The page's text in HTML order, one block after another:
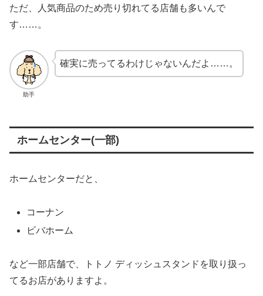
ただ、人気商品のため売り切れてる店舗も多いんで
す……。
助手
確実に売ってるわけじゃないんだよ……。
ホームセンター(一部)
ホームセンターだと、
コーナン
ビバホーム
など一部店舗で、トトノ ディッシュスタンドを取り扱っ
てるお店がありますよ。